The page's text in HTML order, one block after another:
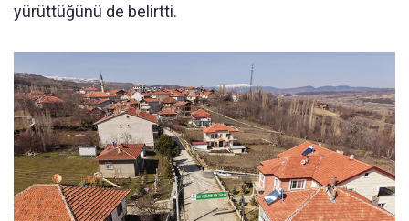
yürüttüğünü de belirtti.